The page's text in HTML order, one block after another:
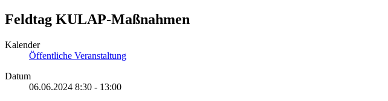
Feldtag KULAP-Maßnahmen
Kalender
Öffentliche Veranstaltung
Datum
06.06.2024 8:30 - 13:00